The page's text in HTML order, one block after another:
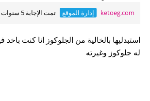
ketoeg.com إدارة الموقع تمت الإجابة 5 سنوات
استبدليها بالخالية من الجلوكوز انا كنت
له جلوكوز وغيرته